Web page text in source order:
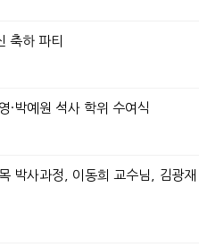
축하 파티
박예원 석사 학위 수여식
박사과정, 이동희 교수님, 김